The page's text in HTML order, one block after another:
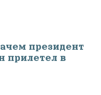
президент
прилетел в